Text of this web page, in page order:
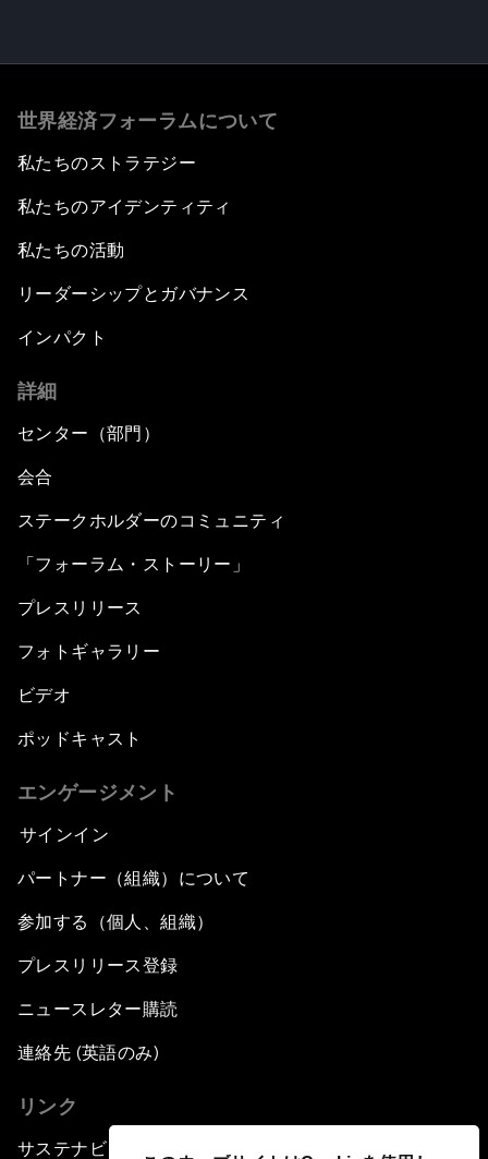
世界経済フォーラムについて
私たちのストラテジー
私たちのアイデンティティ
私たちの活動
リーダーシップとガバナンス
インパクト
詳細
センター（部門）
会合
ステークホルダーのコミュニティ
「フォーラム・ストーリー」
プレスリリース
フォトギャラリー
ビデオ
ポッドキャスト
エンゲージメント
サインイン
パートナー（組織）について
参加する（個人、組織）
プレスリリース登録
ニュースレター購読
連絡先 (英語のみ)
リンク
サステナビリティへの取り組み